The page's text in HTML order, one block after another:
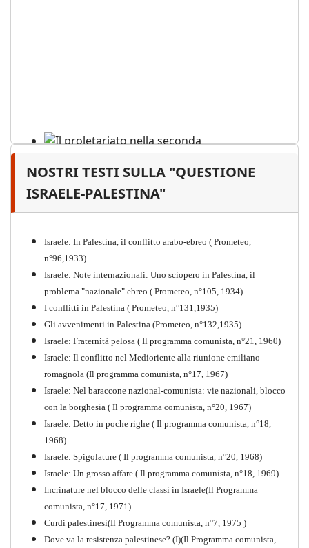
Il proletariato nella seconda
guerra mondiale e nella
Storia della Sinistra
Comunista V
NOSTRI TESTI SULLA "QUESTIONE
ISRAELE-PALESTINA"
Israele: In Palestina, il conflitto arabo-ebreo ( Prometeo,
n°96,1933)
Israele: Note internazionali: Uno sciopero in Palestina, il
problema "nazionale" ebreo ( Prometeo, n°105, 1934)
I conflitti in Palestina ( Prometeo, n°131,1935)
Gli avvenimenti in Palestina (Prometeo, n°132,1935)
Israele: Fraternità pelosa ( Il programma comunista, n°21, 1960)
Israele: Il conflitto nel Medioriente alla riunione emiliano-
romagnola (Il programma comunista, n°17, 1967)
Israele: Nel baraccone nazional-comunista: vie nazionali, blocco
con la borghesia ( Il programma comunista, n°20, 1967)
Israele: Detto in poche righe ( Il programma comunista, n°18,
1968)
Israele: Spigolature ( Il programma comunista, n°20, 1968)
Israele: Un grosso affare ( Il programma comunista, n°18, 1969)
Incrinature nel blocco delle classi in Israele(Il Programma
comunista, n°17, 1971)
Curdi palestinesi(Il Programma comunista, n°7, 1975 )
Dove va la resistenza palestinese? (I)(Il Programma comunista,